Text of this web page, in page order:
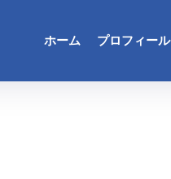
ホーム プロフィール